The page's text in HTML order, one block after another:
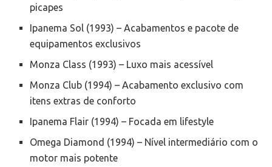
picapes
Ipanema Sol (1993) – Acabamentos e pacote de
equipamentos exclusivos
Monza Class (1993) – Luxo mais acessível
Monza Club (1994) – Acabamento exclusivo com
itens extras de conforto
Ipanema Flair (1994) – Focada em lifestyle
Omega Diamond (1994) – Nível intermediário com o
motor mais potente